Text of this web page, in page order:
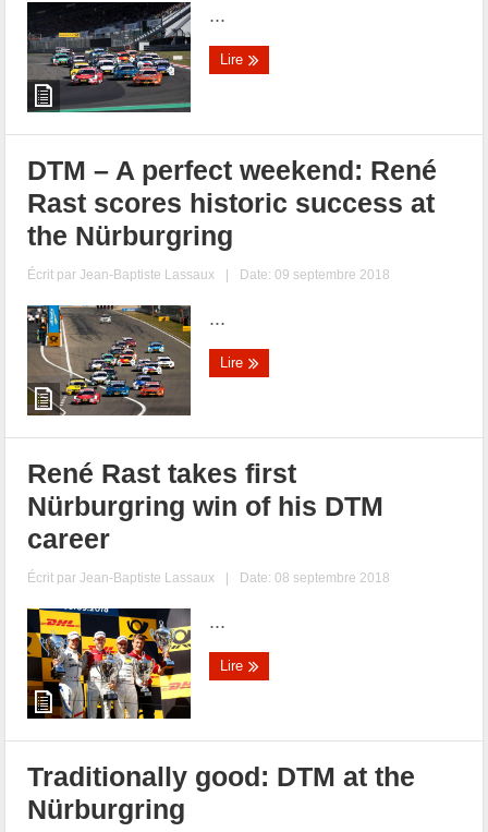
...
Lire
DTM – A perfect weekend: René
Rast scores historic success at
the Nürburgring
Écrit parJean-Baptiste Lassaux | Date: 09 septembre 2018
...
Lire
René Rast takes first
Nürburgring win of his DTM
career
Écrit parJean-Baptiste Lassaux | Date: 08 septembre 2018
...
Lire
Traditionally good: DTM at the
Nürburgring